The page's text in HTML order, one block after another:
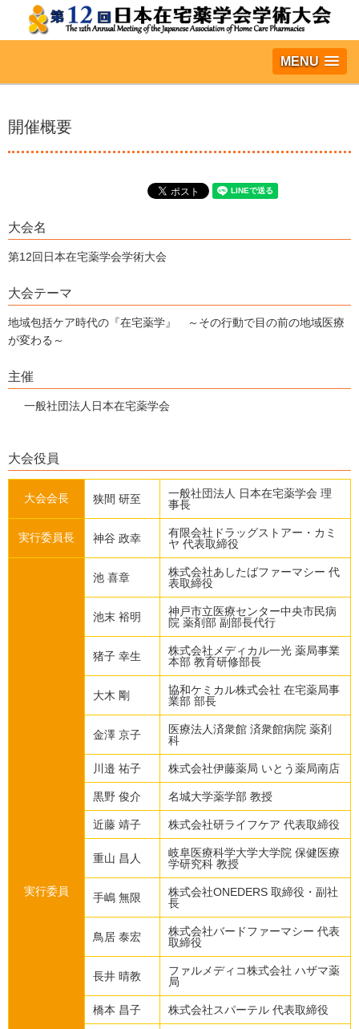
MENU
開催概要
大会名
第12回日本在宅薬学会学術大会
大会テーマ
地域包括ケア時代の『在宅薬学』 ～その行動で目の前の地域医療
が変わる～
主催
一般社団法人日本在宅薬学会
大会役員
大会会長 狭間 研至
一般社団法人 日本在宅薬学会 理
事長
実行委員長 神谷 政幸
有限会社ドラッグストアー・カミ
ヤ 代表取締役
実行委員
池 喜章
株式会社あしたばファーマシー 代
表取締役
池末 裕明
神戸市立医療センター中央市民病
院 薬剤部 副部長代行
猪子 幸生
株式会社メディカル一光 薬局事業
本部 教育研修部長
大木 剛
協和ケミカル株式会社 在宅薬局事
業部 部長
金澤 京子
医療法人済衆館 済衆館病院 薬剤
科
川邉 祐子 株式会社伊藤薬局 いとう薬局南店
黒野 俊介 名城大学薬学部 教授
近藤 靖子 株式会社研ライフケア 代表取締役
重山 昌人
岐阜医療科学大学大学院 保健医療
学研究科 教授
手嶋 無限
株式会社ONEDERS 取締役・副社
長
鳥居 泰宏
株式会社バードファーマシー 代表
取締役
長井 晴教
ファルメディコ株式会社 ハザマ薬
局
橋本 昌子 株式会社スパーテル 代表取締役